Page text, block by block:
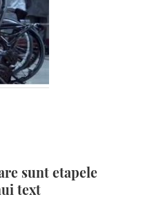
sunt etapele
text